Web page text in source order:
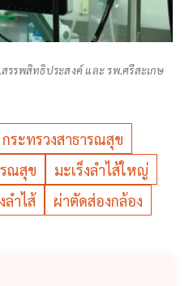
รรพสิทธิประสงค์ และ รพ.ศรีสะเกษ
กระทรวงสาธารณสุข
ณสุข
มะเร็งลำไส้ใหญ่
ลำไส้ ผ่าตัดส่องกล้อง